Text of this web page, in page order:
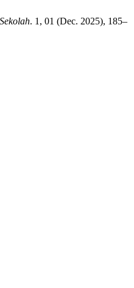
. 1, 01 (Dec. 2025), 185–